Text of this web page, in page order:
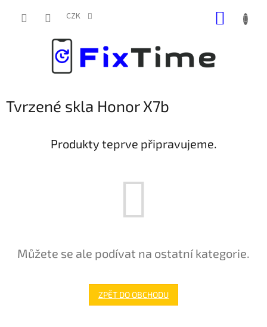
CZK
Tvrzené skla Honor X7b
Produkty teprve připravujeme.
Můžete se ale podívat na ostatní kategorie.
ZPĚT DO OBCHODU